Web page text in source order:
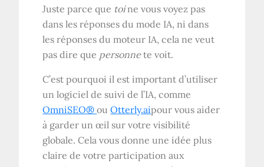
Juste parce que toine vous voyez pas
dans les réponses du mode IA, ni dans
les réponses du moteur IA, cela ne veut
pas dire que personnete voit.
C’est pourquoi il est important d’utiliser
un logiciel de suivi de l’IA, comme
OmniSEO®ouOtterly.aipour vous aider
à garder un œil sur votre visibilité
globale. Cela vous donne une idée plus
claire de votre participation aux